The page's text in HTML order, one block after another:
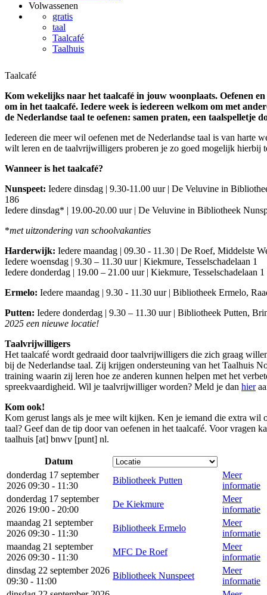
Volwassenen
gratis
taal
Taalcafé
Taalhuis
Taalcafé
Kom wekelijks naar het taalcafé in jouw woonplaats. Oefenen
om in het taalcafé. Iedere week is iedereen welkom om met
de Nederlandse taal te oefenen: samen praten, een taalspelletje
Iedereen die meer wil oefenen met de Nederlandse taal is van harte
wilt leren en de taalvrijwilligers proberen je zo goed mogelijk hierbij
Wanneer is het taalcafé?
Nunspeet: Iedere dinsdag | 9.30-11.00 uur | De Veluvine in
186
Iedere dinsdag* | 19.00-20.00 uur | De Veluvine in Bibliotheek
*met uitzondering van schoolvakanties
Harderwijk: Iedere maandag | 09.30 - 11.30 | De Roef, Middelste
Iedere woensdag | 9.30 – 11.30 uur | Kiekmure, Tesselschadelaan 1
Iedere donderdag | 19.00 – 21.00 uur | Kiekmure, Tesselschadelaan 1
Ermelo: Iedere maandag | 9.30 - 11.30 uur | Bibliotheek Ermelo,
Putten: Iedere donderdag | 9.30 – 11.30 uur | Bibliotheek Putten,
2025 een nieuwe locatie!
Taalvrijwilligers
Het taalcafé wordt gedraaid door taalvrijwilligers die zich graag
bij de Nederlandse taal. Zij krijgen ondersteuning van het Taalhuis
training waarin zij leren hoe ze anderen kunnen helpen met het
spreekvaardigheid. Wil je taalvrijwilliger worden? Meld je dan hier
Kom ook!
Kom gerust langs als je mee wilt kijken. Ken je iemand die extra wil
taal? Geef dan de tip door van oefenen in het taalcafé. Voor vragen
taalhuis [at] bnwv [punt] nl.
Datum
donderdag 17 september
2026 09:30 - 11:30
Bibliotheek Putten
Meer
informatie
donderdag 17 september
2026 19:00 - 20:00
De Kiekmure
Meer
informatie
maandag 21 september
2026 09:30 - 11:30
Bibliotheek Ermelo
Meer
informatie
maandag 21 september
2026 09:30 - 11:30
MFC De Roef
Meer
informatie
dinsdag 22 september 2026
09:30 - 11:00
Bibliotheek Nunspeet
Meer
informatie